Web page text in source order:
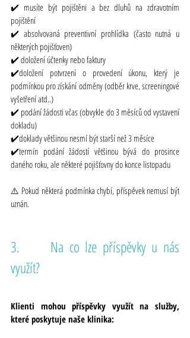
✔️ musíte být pojištěni a bez dluhů na zdravotním
pojištění
✔️ absolvovaná preventivní prohlídka (často nutná u
některých pojišťoven)
✔️ doložení účtenky nebo faktury
✔️doložení potvrzení o provedení úkonu, který je
podmínkou pro získání odměny (odběr krve, screeningové
vyšetření atd..)
✔️ podání žádosti včas (obvykle do 3 měsíců od vystavení
dokladu)
✔️doklady většinou nesmí být starší než 3 měsíce
✔️termín podání žádostí většinou bývá do prosince
daného roku, ale některé pojišťovny do konce listopadu
⚠️ Pokud některá podmínka chybí, příspěvek nemusí být
uznán.
3.     Na co lze příspěvky u nás
využít?
Klienti mohou příspěvky využít na služby,
které poskytuje naše klinika: